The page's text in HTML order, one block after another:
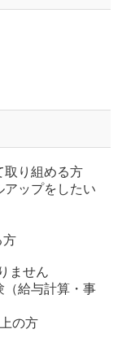
取り組める方
アップをしたい
方
ません
（給与計算・事
の方